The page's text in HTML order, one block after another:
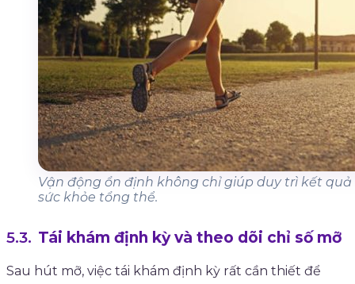
Vận động ổn định không chỉ giúp duy trì kết
sức khỏe tổng thể.
Tái khám định kỳ và theo dõi chỉ số mỡ
Sau hút mỡ, việc tái khám định kỳ rất cần thiết để